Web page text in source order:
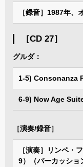
［録音］1987年、
［CD 27］
グルダ：
1-5) Consonanza
6-9) Now Age
［演奏/録音］
［演奏］リンペ・
9）（パーカッショ